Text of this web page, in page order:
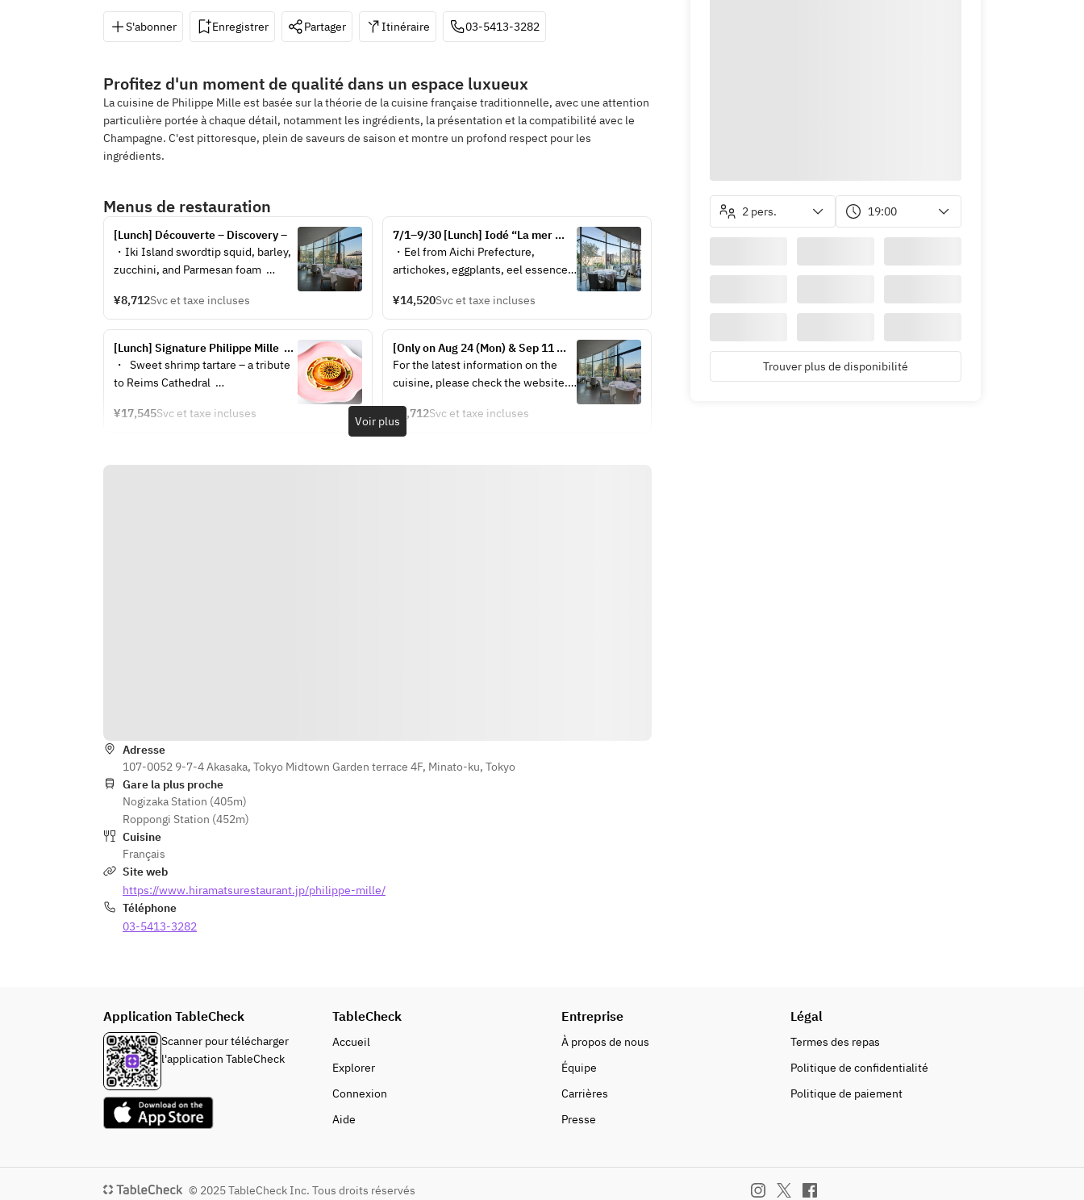
S'abonner Enregistrer Partager Itinéraire 03-5413-3282
Profitez d'un moment de qualité dans un espace luxueux
La cuisine de Philippe Mille est basée sur la théorie de la cuisine française traditionnelle, avec une attention
particulière portée à chaque détail, notamment les ingrédients, la présentation et la compatibilité avec le
Champagne. C'est pittoresque, plein de saveurs de saison et montre un profond respect pour les
ingrédients.
Menus de restauration
[Lunch] Découverte – Discovery –
・Iki Island swordtip squid, barley,
zucchini, and Parmesan foam
eggplant and bell peppers, jus
sauce
・Marmalade of kiwi and lime, mint
oil, herb sorbet, and anise-scented
crème
baba, cherry and perilla jelly
on the availability of the finest
¥8,712Svc et taxe incluses
7/1–9/30 [Lunch] Iodé “La mer
selon la saison” – Seasonal
seafood and vegetables
・Eel from Aichi Prefecture,
artichokes, eggplants, eel essence
style, fennel and edamame, herb-
infused champagne sauce
・Isaki fish from Nagasaki
Prefecture, meakin pouding,
zucchini ribbons, saffron sauce
・Marmalade of kiwi and lime, mint
oil, herb sorbet, anise-flavored
cream
¥14,520Svc et taxe incluses
[Lunch] Signature Philippe Mille
Signature Philippe Mille
・  Sweet shrimp tartare – a tribute
to Reims Cathedral
chutney, red wine jus
¥17,545Svc et taxe incluses
[Only on Aug 24 (Mon) & Sep 11
(Fri)] Découverte – Discovery  –
[Business hours have been
For the latest information on the
cuisine, please check the website.
/philippe-mille/menu/
¥8,712Svc et taxe incluses
Voir plus
Adresse
107-0052 9-7-4 Akasaka, Tokyo Midtown Garden terrace 4F, Minato-ku, Tokyo
Gare la plus proche
Nogizaka Station (405m)
Roppongi Station (452m)
Cuisine
Français
Site web
https://www.hiramatsurestaurant.jp/philippe-mille/
Téléphone
03-5413-3282
2 pers. 19:00
Trouver plus de disponibilité
Application TableCheck
Scanner pour télécharger
l'application TableCheck
TableCheck
Accueil
Explorer
Connexion
Aide
Entreprise
À propos de nous
Équipe
Carrières
Presse
Légal
Termes des repas
Politique de confidentialité
Politique de paiement
© 2025 TableCheck Inc. Tous droits réservés